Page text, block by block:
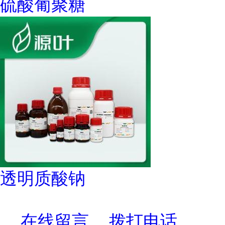
硫酸葡聚糖
透明质酸钠
在线留言 拨打电话